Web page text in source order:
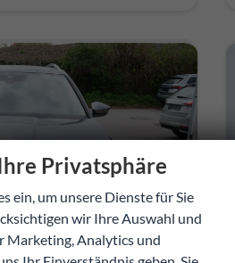
Privatsphäre
ein, um unsere Dienste für Sie
wir Ihre Auswahl und
Marketing, Analytics und